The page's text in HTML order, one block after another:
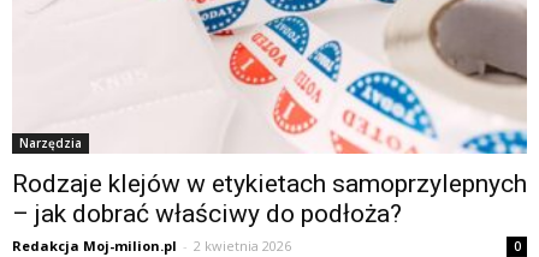
Narzędzia
Rodzaje klejów w etykietach samoprzylepnych
– jak dobrać właściwy do podłoża?
Redakcja Moj-milion.pl - 2 kwietnia 2026 0